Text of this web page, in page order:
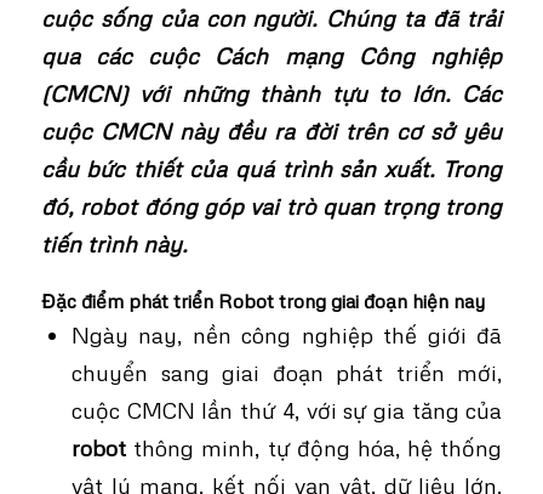
cuộc sống của con người. Chúng ta đã trải
qua các cuộc Cách mạng Công nghiệp
(CMCN) với những thành tựu to lớn. Các
cuộc CMCN này đều ra đời trên cơ sở yêu
cầu bức thiết của quá trình sản xuất. Trong
đó, robot đóng góp vai trò quan trọng trong
tiến trình này.
Đặc điểm phát triển Robot trong giai đoạn hiện nay
Ngày nay, nền công nghiệp thế giới đã
chuyển sang giai đoạn phát triển mới,
cuộc CMCN lần thứ 4, với sự gia tăng của
robotthông minh, tự động hóa, hệ thống
vật lý mạng, kết nối vạn vật, dữ liệu lớn,